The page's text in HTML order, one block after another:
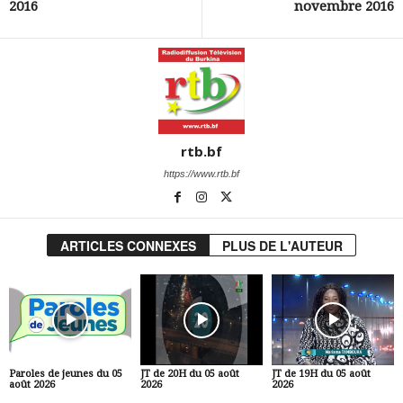
2016 novembre 2016
rtb.bf
https://www.rtb.bf
ARTICLES CONNEXES PLUS DE L'AUTEUR
Paroles de jeunes du 05
août 2026
JT de 20H du 05 août
2026
JT de 19H du 05 août
2026